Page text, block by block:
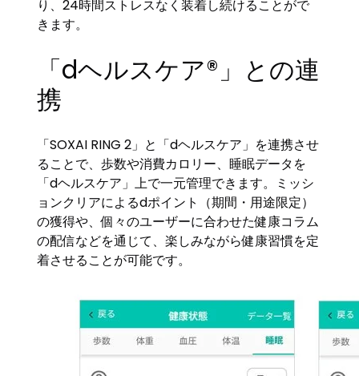
り、24時間ストレスなく装着し続けることがで
きます。
「dヘルスケア®」との連
携
「SOXAI RING 2」と「dヘルスケア」を連携させ
ることで、歩数や消費カロリー、睡眠データを
「dヘルスケア」上で一元管理できます。ミッシ
ョンクリアによるdポイント（期間・用途限定）
の獲得や、個々のユーザーに合わせた健康コラム
の配信などを通じて、楽しみながら健康習慣を定
着させることが可能です。